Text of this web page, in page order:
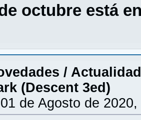
octubre está
/ Actualidad
(Descent 3ed)
01 de Agosto de